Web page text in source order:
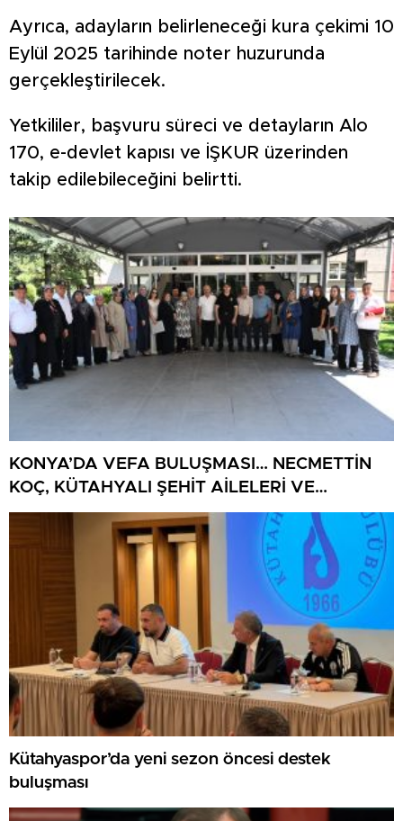
Ayrıca, adayların belirleneceği kura çekimi 10
Eylül 2025 tarihinde noter huzurunda
gerçekleştirilecek.
Yetkililer, başvuru süreci ve detayların Alo
170, e-devlet kapısı ve İŞKUR üzerinden
takip edilebileceğini belirtti.
KONYA’DA VEFA BULUŞMASI… NECMETTİN
KOÇ, KÜTAHYALI ŞEHİT AİLELERİ VE
GAZİLERİ AĞIRLADI
Kütahyaspor’da yeni sezon öncesi destek
buluşması